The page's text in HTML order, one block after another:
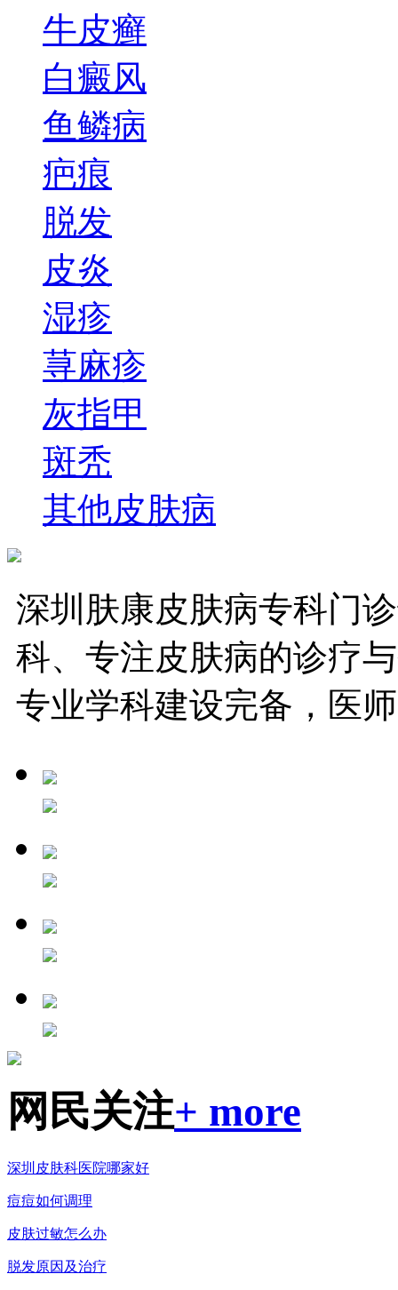
牛皮癣
白癜风
鱼鳞病
疤痕
脱发
皮炎
湿疹
荨麻疹
灰指甲
斑秃
其他皮肤病
深圳肤康皮肤病专科门
科、专注皮肤病的诊疗
专业学科建设完备，医
网民关注+ more
深圳皮肤科医院哪家好
痘痘如何调理
皮肤过敏怎么办
脱发原因及治疗